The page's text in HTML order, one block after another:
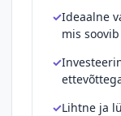
Ideaalne
mis
Lihtne ja